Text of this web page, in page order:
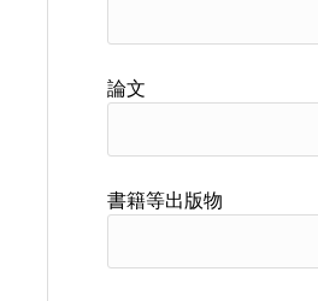
論文
書籍等出版物